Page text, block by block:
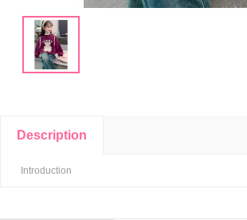
Description
Introduction